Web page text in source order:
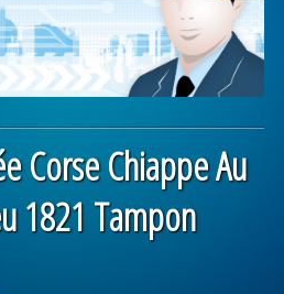
Corse Chiappe Au
1821 Tampon